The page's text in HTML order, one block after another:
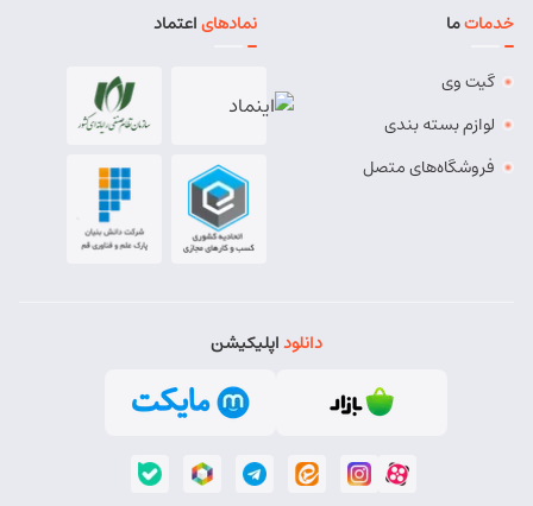
خدماتما
گیت وی
لوازم بسته بندی
فروشگاه‌های متصل
نمادهایاعتماد
دانلوداپلیکیشن